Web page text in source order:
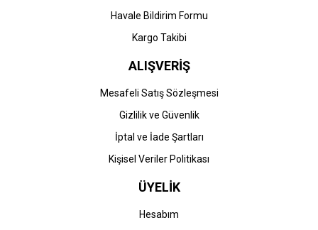
Gönder
Havale Bildirim Formu
Kargo Takibi
ALIŞVERİŞ
Mesafeli Satış Sözleşmesi
Gizlilik ve Güvenlik
İptal ve İade Şartları
Kişisel Veriler Politikası
ÜYELİK
Hesabım